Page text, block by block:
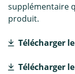
supplémentaire
produit.
Télécharger
Télécharger